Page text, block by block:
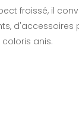
froissé, il
d'accessoires
anis.